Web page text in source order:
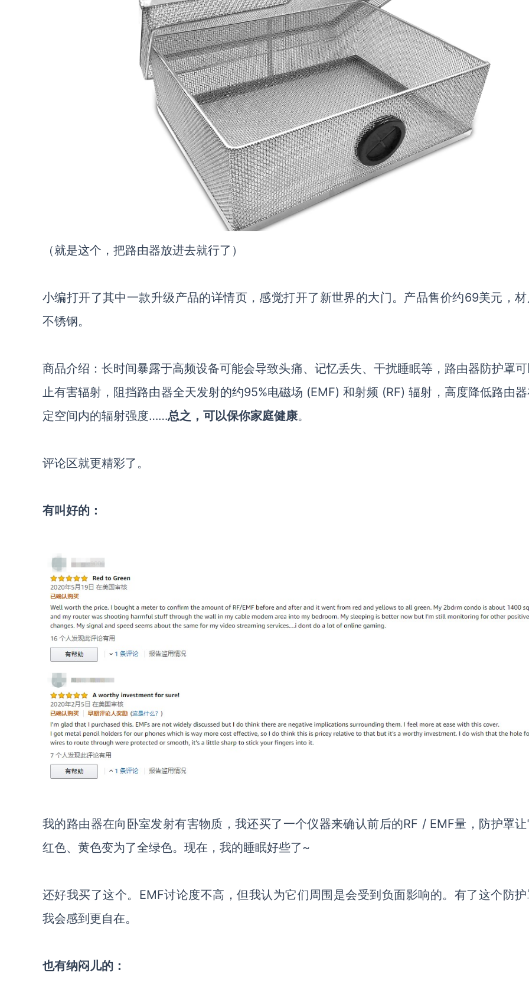
（就是这个，把路由器放进去就行了 ）
小编打开了其中一款升级产品的详情页，感觉打开了新世界的大门。产品售价约69美元，
不锈钢。
商品介绍：长时间暴露于高频设备可能会导致头痛、记忆丢失、 干扰睡眠等， 路由器防护罩
止有害辐射，阻挡路由器全天发射的约95%电磁场 (EMF) 和射频 (RF) 辐射 ， 高度降低路由
定空间内的辐射强度……总之，可以保你家庭健康。
评论区就更精彩了。
有叫好的：
我的路由器在向卧室发射有害物质，我还买了一个仪器来确认前后的RF / EMF量，防护罩
红色、黄色变为了全绿色。现在，我的睡眠好些了~
还好我买了这个。 EMF讨论度不高，但我认为它们周围是会受到负面影响的。有了这个防
我会感到更自在。
也有纳闷儿的：